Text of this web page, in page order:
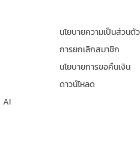
AI
นโยบายความเป็นส่วนตัว
การยกเลิกสมาชิก
นโยบายการขอคืนเงิน
ดาวน์โหลด